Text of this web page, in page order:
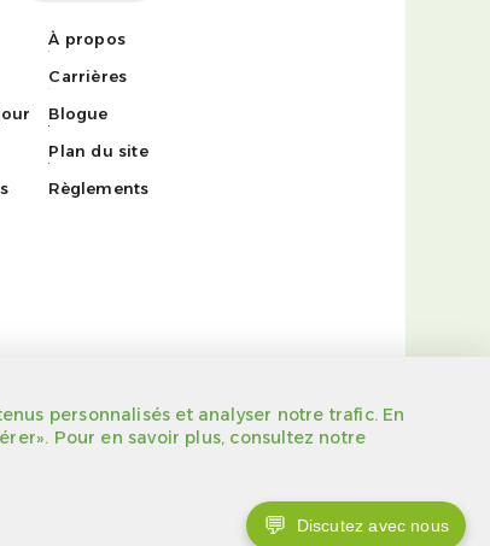
💬 Discutez avec nous
personnalisés et analyser notre trafic. En
Pour en savoir plus, consultez notre
À propos
Carrières
Blogue
Plan du site
Règlements